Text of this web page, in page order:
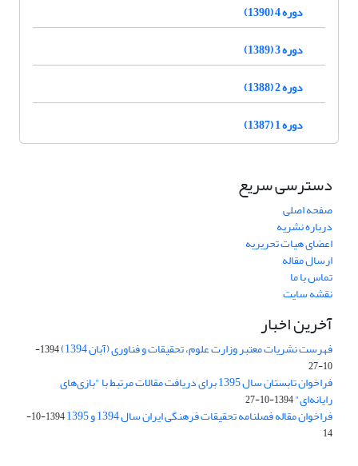
دوره 4 (1390)
دوره 3 (1389)
دوره 2 (1388)
دوره 1 (1387)
دسترسی سریع
صفحه اصلی
درباره نشریه
اعضای هیات تحریریه
ارسال مقاله
تماس با ما
نقشه سایت
آخرین اخبار
فهرست نشریات معتبر وزارت علوم، تحقیقات و فناوری (آبان 1394)
1394-
10-27
فراخوان تابستان سال 1395 برای دریافت مقالات مرتبط با "بازی‌های
رایانه‌ای"1394-10-27
فراخوان مقاله فصلنامه تحقیقات فرهنگی ایران سال 1394 و 1395
1394-10-
14